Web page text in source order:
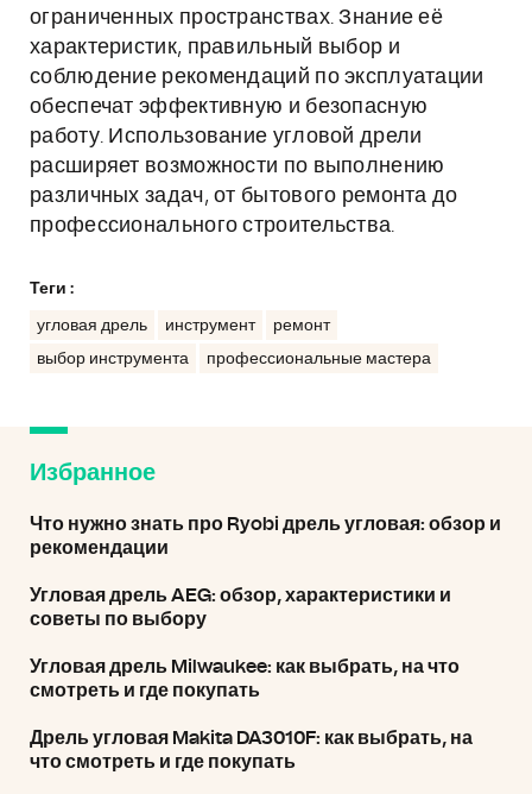
ограниченных пространствах. Знание её
характеристик, правильный выбор и
соблюдение рекомендаций по эксплуатации
обеспечат эффективную и безопасную
работу. Использование угловой дрели
расширяет возможности по выполнению
различных задач, от бытового ремонта до
профессионального строительства.
Теги :
угловая дрель инструмент
ремонт
выбор инструмента
профессиональные мастера
Избранное
Что нужно знать про Ryobi дрель угловая: обзор и
рекомендации
Угловая дрель AEG: обзор, характеристики и
советы по выбору
Угловая дрель Milwaukee: как выбрать, на что
смотреть и где покупать
Дрель угловая Makita DA3010F: как выбрать, на
что смотреть и где покупать